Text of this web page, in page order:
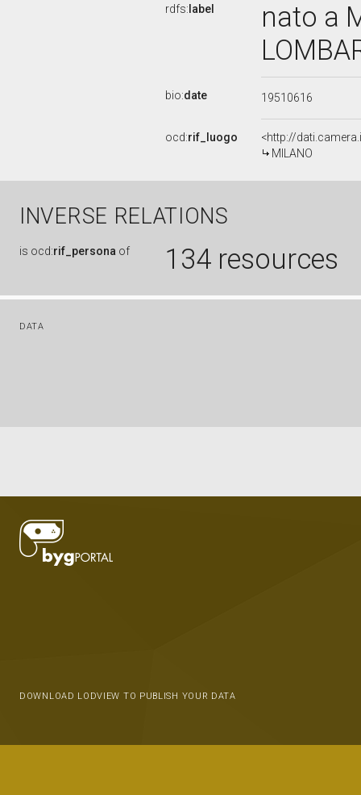
rdfs: label
nato a
bio:date 19510616
ocd:rif_luogo
<http://
MILANO
INVERSE RELATIONS
is ocd:rif_persona of 134 resources
DATA
DOWNLOAD LODVIEW TO PUBLISH YOUR DATA